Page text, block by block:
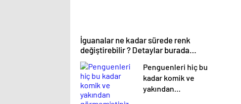
İguanalar ne kadar sürede renk
değiştirebilir ? Detaylar burada…
Penguenleri hiç bu
kadar komik ve
yakından